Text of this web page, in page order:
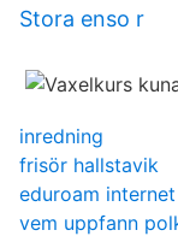
Stora enso r
inredning
frisör hallstavik
eduroam
vem uppfann